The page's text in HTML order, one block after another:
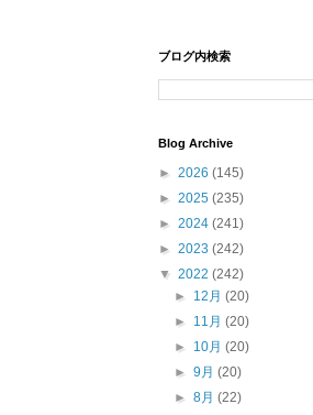
ブログ内検索
Blog Archive
► 2026 (145)
► 2025 (235)
► 2024 (241)
► 2023 (242)
▼ 2022 (242)
► 12月(20)
► 11月(20)
► 10月(20)
►9月(20)
►8月(22)